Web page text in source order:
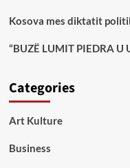
Kosova mes diktatit
“BUZË LUMIT PIEDRA U
Categories
Art Kulture
Business